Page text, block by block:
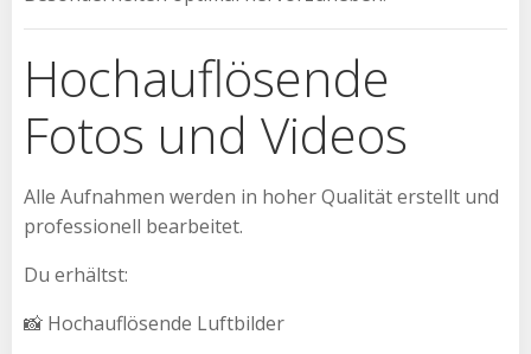
Hochauflösende
Fotos und Videos
Alle Aufnahmen werden in hoher Qualität erstellt und
professionell bearbeitet.
Du erhältst:
📸 Hochauflösende Luftbilder